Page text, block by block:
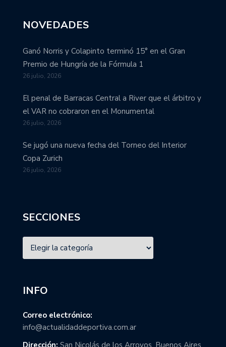
NOVEDADES
Ganó Norris y Colapinto terminó 15° en el Gran
Premio de Hungría de la Fórmula 1
26 julio, 2026
El penal de Barracas Central a River que el árbitro y
el VAR no cobraron en el Monumental
26 julio, 2026
Se jugó una nueva fecha del Torneo del Interior
Copa Zurich
26 julio, 2026
SECCIONES
INFO
Correo electrónico:
info@actualidaddeportiva.com.ar
Dirección: San Nicolás de los Arroyos, Buenos Aires,